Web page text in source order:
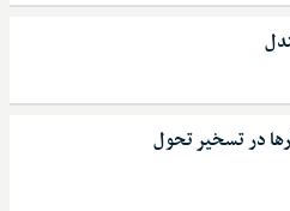
در تسخیر تحول